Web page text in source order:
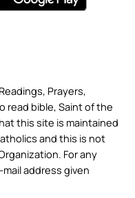
Prayers,
read bible, Saint of the
this site is maintained
and this is not
For any
address given